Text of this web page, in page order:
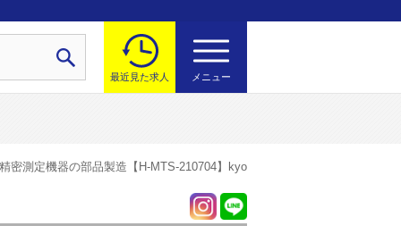
最近見た求人 メニュー
精密測定機器の部品製造【H-MTS-210704】kyo